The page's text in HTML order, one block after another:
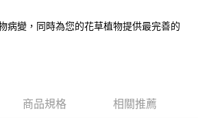
病變，同時為您的花草植物提供最完善的
商品規格 相關推薦